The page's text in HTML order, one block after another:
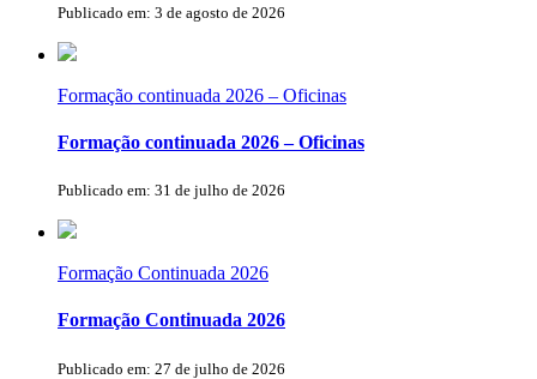
Publicado em: 3 de agosto de 2026
Formação continuada 2026 – Oficinas
Formação continuada 2026 – Oficinas
Publicado em: 31 de julho de 2026
Formação Continuada 2026
Formação Continuada 2026
Publicado em: 27 de julho de 2026